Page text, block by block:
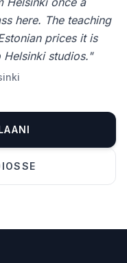
here. The teaching
prices it is
studios."